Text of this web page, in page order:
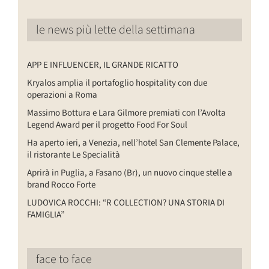
le news più lette della settimana
APP E INFLUENCER, IL GRANDE RICATTO
Kryalos amplia il portafoglio hospitality con due
operazioni a Roma
Massimo Bottura e Lara Gilmore premiati con l’Avolta
Legend Award per il progetto Food For Soul
Ha aperto ieri, a Venezia, nell’hotel San Clemente Palace,
il ristorante Le Specialità
Aprirà in Puglia, a Fasano (Br), un nuovo cinque stelle a
brand Rocco Forte
LUDOVICA ROCCHI: “R COLLECTION? UNA STORIA DI
FAMIGLIA”
face to face